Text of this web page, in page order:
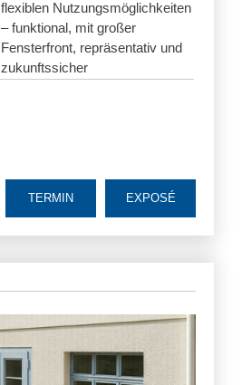
flexiblen Nutzungsmöglichkeiten
– funktional, mit großer
Fensterfront, repräsentativ und
zukunftssicher
EXPOSÉ
TERMIN